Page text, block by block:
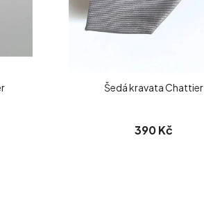
Šedá kravata Chattier
390 Kč